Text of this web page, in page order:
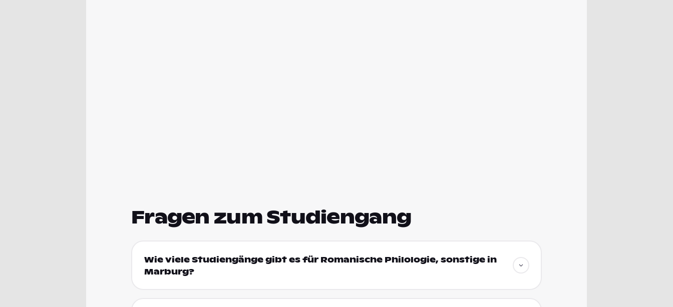
Fragen zum Studiengang
Wie viele Studiengänge gibt es für Romanische Philologie, sonstige in
Marburg?